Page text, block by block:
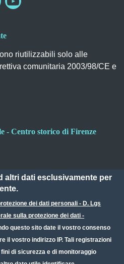
riutilizzabili solo alle
comunitaria 2003/98/CE e
- Centro storico di Firenze
altri dati esclusivamente per
dei dati personali - D. Lgs
sulla protezione dei dati -
questo sito date il vostro consenso
il vostro indirizzo IP. Tali registrazioni
di sicurezza e di monitoraggio